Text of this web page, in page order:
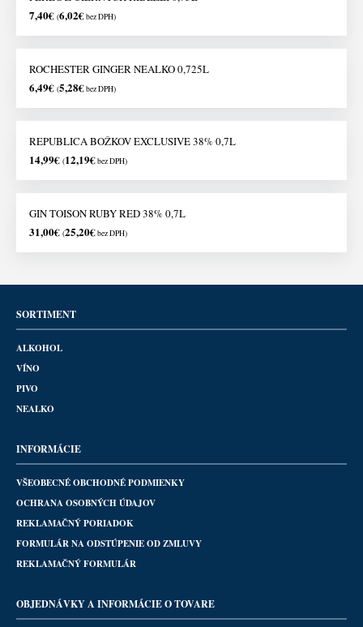
7,40€ (6,02€bez DPH)
ROCHESTER GINGER NEALKO 0,725L
6,49€ (5,28€bez DPH)
REPUBLICA BOŽKOV EXCLUSIVE 38% 0,7L
14,99€ (12,19€bez DPH)
GIN TOISON RUBY RED 38% 0,7L
31,00€ (25,20€bez DPH)
SORTIMENT
ALKOHOL
VÍNO
PIVO
NEALKO
INFORMÁCIE
VŠEOBECNÉ OBCHODNÉ PODMIENKY
OCHRANA OSOBNÝCH ÚDAJOV
REKLAMAČNÝ PORIADOK
FORMULÁR NA ODSTÚPENIE OD ZMLUVY
REKLAMAČNÝ FORMULÁR
OBJEDNÁVKY A INFORMÁCIE O TOVARE